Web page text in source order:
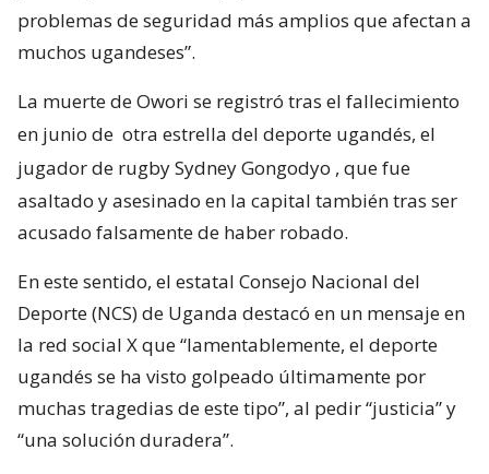
problemas de seguridad más amplios que afectan a
muchos ugandeses”.
La muerte de Owori se registró tras el fallecimiento
en junio de otra estrella del deporte ugandés, el
jugador de rugby Sydney Gongodyo , que fue
asaltado y asesinado en la capital también tras ser
acusado falsamente de haber robado.
En este sentido, el estatal Consejo Nacional del
Deporte (NCS) de Uganda destacó en un mensaje en
la red social X que “lamentablemente, el deporte
ugandés se ha visto golpeado últimamente por
muchas tragedias de este tipo”, al pedir “justicia” y
“una solución duradera”.